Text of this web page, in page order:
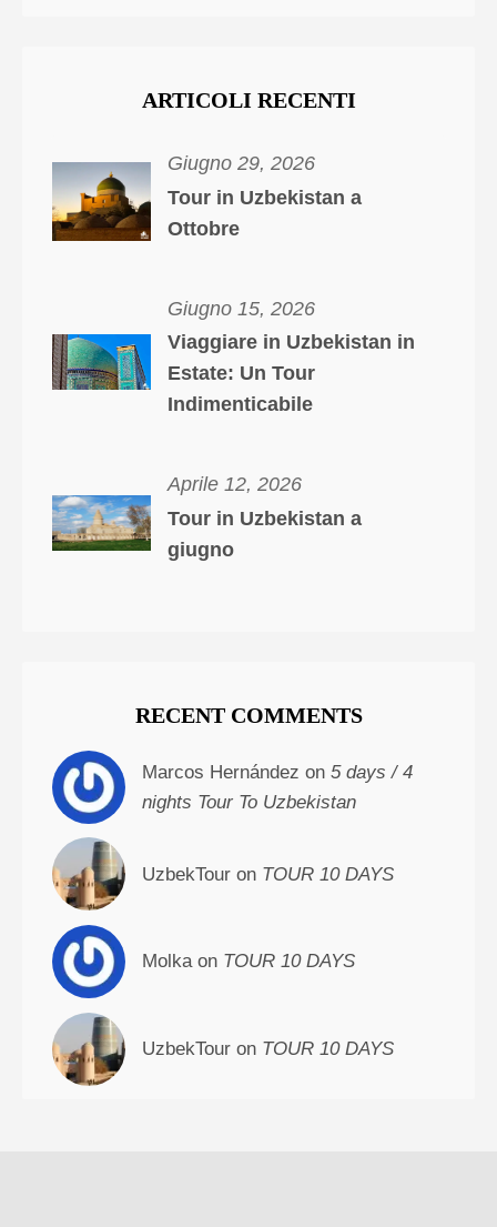
ARTICOLI RECENTI
Giugno 29, 2026
Tour in Uzbekistan a
Ottobre
Giugno 15, 2026
Viaggiare in Uzbekistan in
Estate: Un Tour
Indimenticabile
Aprile 12, 2026
Tour in Uzbekistan a
giugno
RECENT COMMENTS
Marcos Hernández on 5 days / 4
nights Tour To Uzbekistan
UzbekTour on TOUR 10 DAYS
Molka on TOUR 10 DAYS
UzbekTour on TOUR 10 DAYS